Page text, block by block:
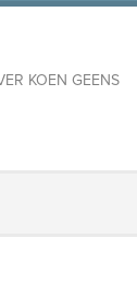
KOEN GEENS